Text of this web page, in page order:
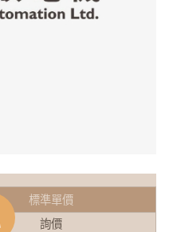
標準單價
詢價